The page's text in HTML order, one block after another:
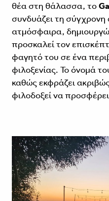
θέα στη θάλασσα, το
συνδυάζει τη σύγχρονη
ατμόσφαιρα,
προσκαλεί τον
φαγητό του σε ένα
φιλοξενίας. Το όνομά
καθώς εκφράζει
φιλοδοξεί να